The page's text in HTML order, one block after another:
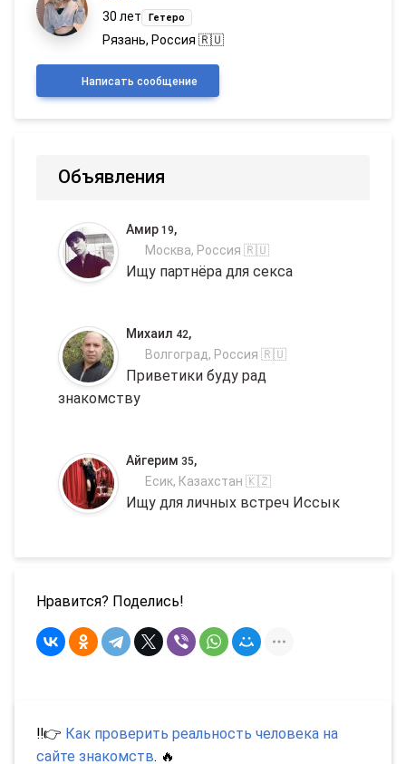
30 лет
Гетеро
Рязань, Россия 🇷🇺
Написать сообщение
Объявления
Амир 19,
Москва, Россия 🇷🇺
Ищу партнёра для секса
Михаил 42,
Волгоград, Россия 🇷🇺
Приветики буду рад
знакомству
Айгерим 35,
Есик, Казахстан 🇰🇿
Ищу для личных встреч Иссык
Нравится? Поделись!
‼️👉 Как проверить реальность человека на
сайте знакомств. 🔥